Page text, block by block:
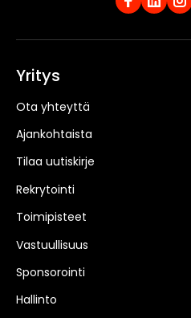
Yritys
Ota yhteyttä
Ajankohtaista
Tilaa uutiskirje
Rekrytointi
Toimipisteet
Vastuullisuus
Sponsorointi
Hallinto